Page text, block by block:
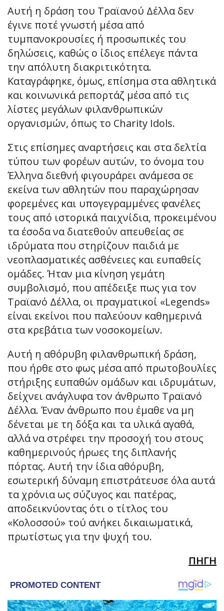
Αυτή η δράση του Τραϊανού Δέλλα δεν
έγινε ποτέ γνωστή μέσα από
τυμπανοκρουσίες ή προσωπικές του
δηλώσεις, καθώς ο ίδιος επέλεγε πάντα
την απόλυτη διακριτικότητα.
Καταγράφηκε, όμως, επίσημα στα αθλητικά
και κοινωνικά ρεπορτάζ μέσα από τις
λίστες μεγάλων φιλανθρωπικών
οργανισμών, όπως το Charity Idols.
Στις επίσημες αναρτήσεις και στα δελτία
τύπου των φορέων αυτών, το όνομα του
Έλληνα διεθνή φιγουράρει ανάμεσα σε
εκείνα των αθλητών που παραχώρησαν
φορεμένες και υπογεγραμμένες φανέλες
τους από ιστορικά παιχνίδια, προκειμένου
τα έσοδα να διατεθούν απευθείας σε
ιδρύματα που στηρίζουν παιδιά με
νεοπλασματικές ασθένειες και ευπαθείς
ομάδες. Ήταν μια κίνηση γεμάτη
συμβολισμό, που απέδειξε πως για τον
Τραϊανό Δέλλα, οι πραγματικοί «Legends»
είναι εκείνοι που παλεύουν καθημερινά
στα κρεβάτια των νοσοκομείων.
Αυτή η αθόρυβη φιλανθρωπική δράση,
που ήρθε στο φως μέσα από πρωτοβουλίες
στήριξης ευπαθών ομάδων και ιδρυμάτων,
δείχνει ανάγλυφα τον άνθρωπο Τραϊανό
Δέλλα. Έναν άνθρωπο που έμαθε να μη
δένεται με τη δόξα και τα υλικά αγαθά,
αλλά να στρέφει την προσοχή του στους
καθημερινούς ήρωες της διπλανής
πόρτας. Αυτή την ίδια αθόρυβη,
εσωτερική δύναμη επιστράτευσε όλα αυτά
τα χρόνια ως σύζυγος και πατέρας,
αποδεικνύοντας ότι ο τίτλος του
«Κολοσσού» τού ανήκει δικαιωματικά,
πρωτίστως για την ψυχή του.
ΠΗΓΗ